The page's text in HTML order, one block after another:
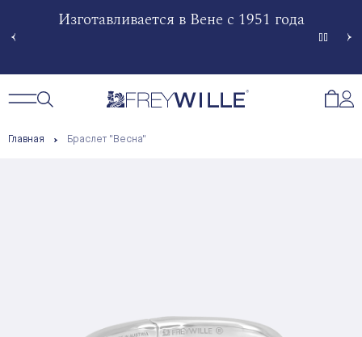
Изготавливается в Вене с 1951 года
Открыть / Закрыть навигацию
Открытый поиск
Главная Браслет "Весна"